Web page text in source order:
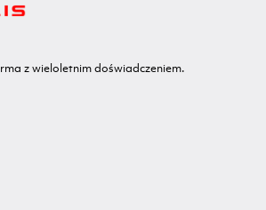
z wieloletnim doświadczeniem.